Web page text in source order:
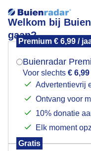
Welkom bij
gaan?
Premium € 6,99 /
Buienradar
Voor slechts €
Advertentievrij
Ontvang voor
10% donatie
Elk moment
Gratis
Vuurjuffer
Mogen we je
Indien je hier nog
verschijnt er zo
Is